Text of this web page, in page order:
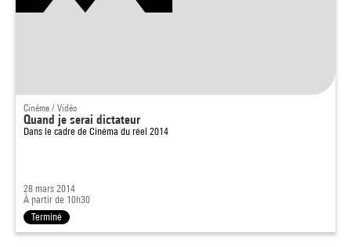
Cinéma / Vidéo
Quand je serai dictateur
Dans le cadre de Cinéma du réel 2014
28 mars 2014
À partir de 10h30
Terminé